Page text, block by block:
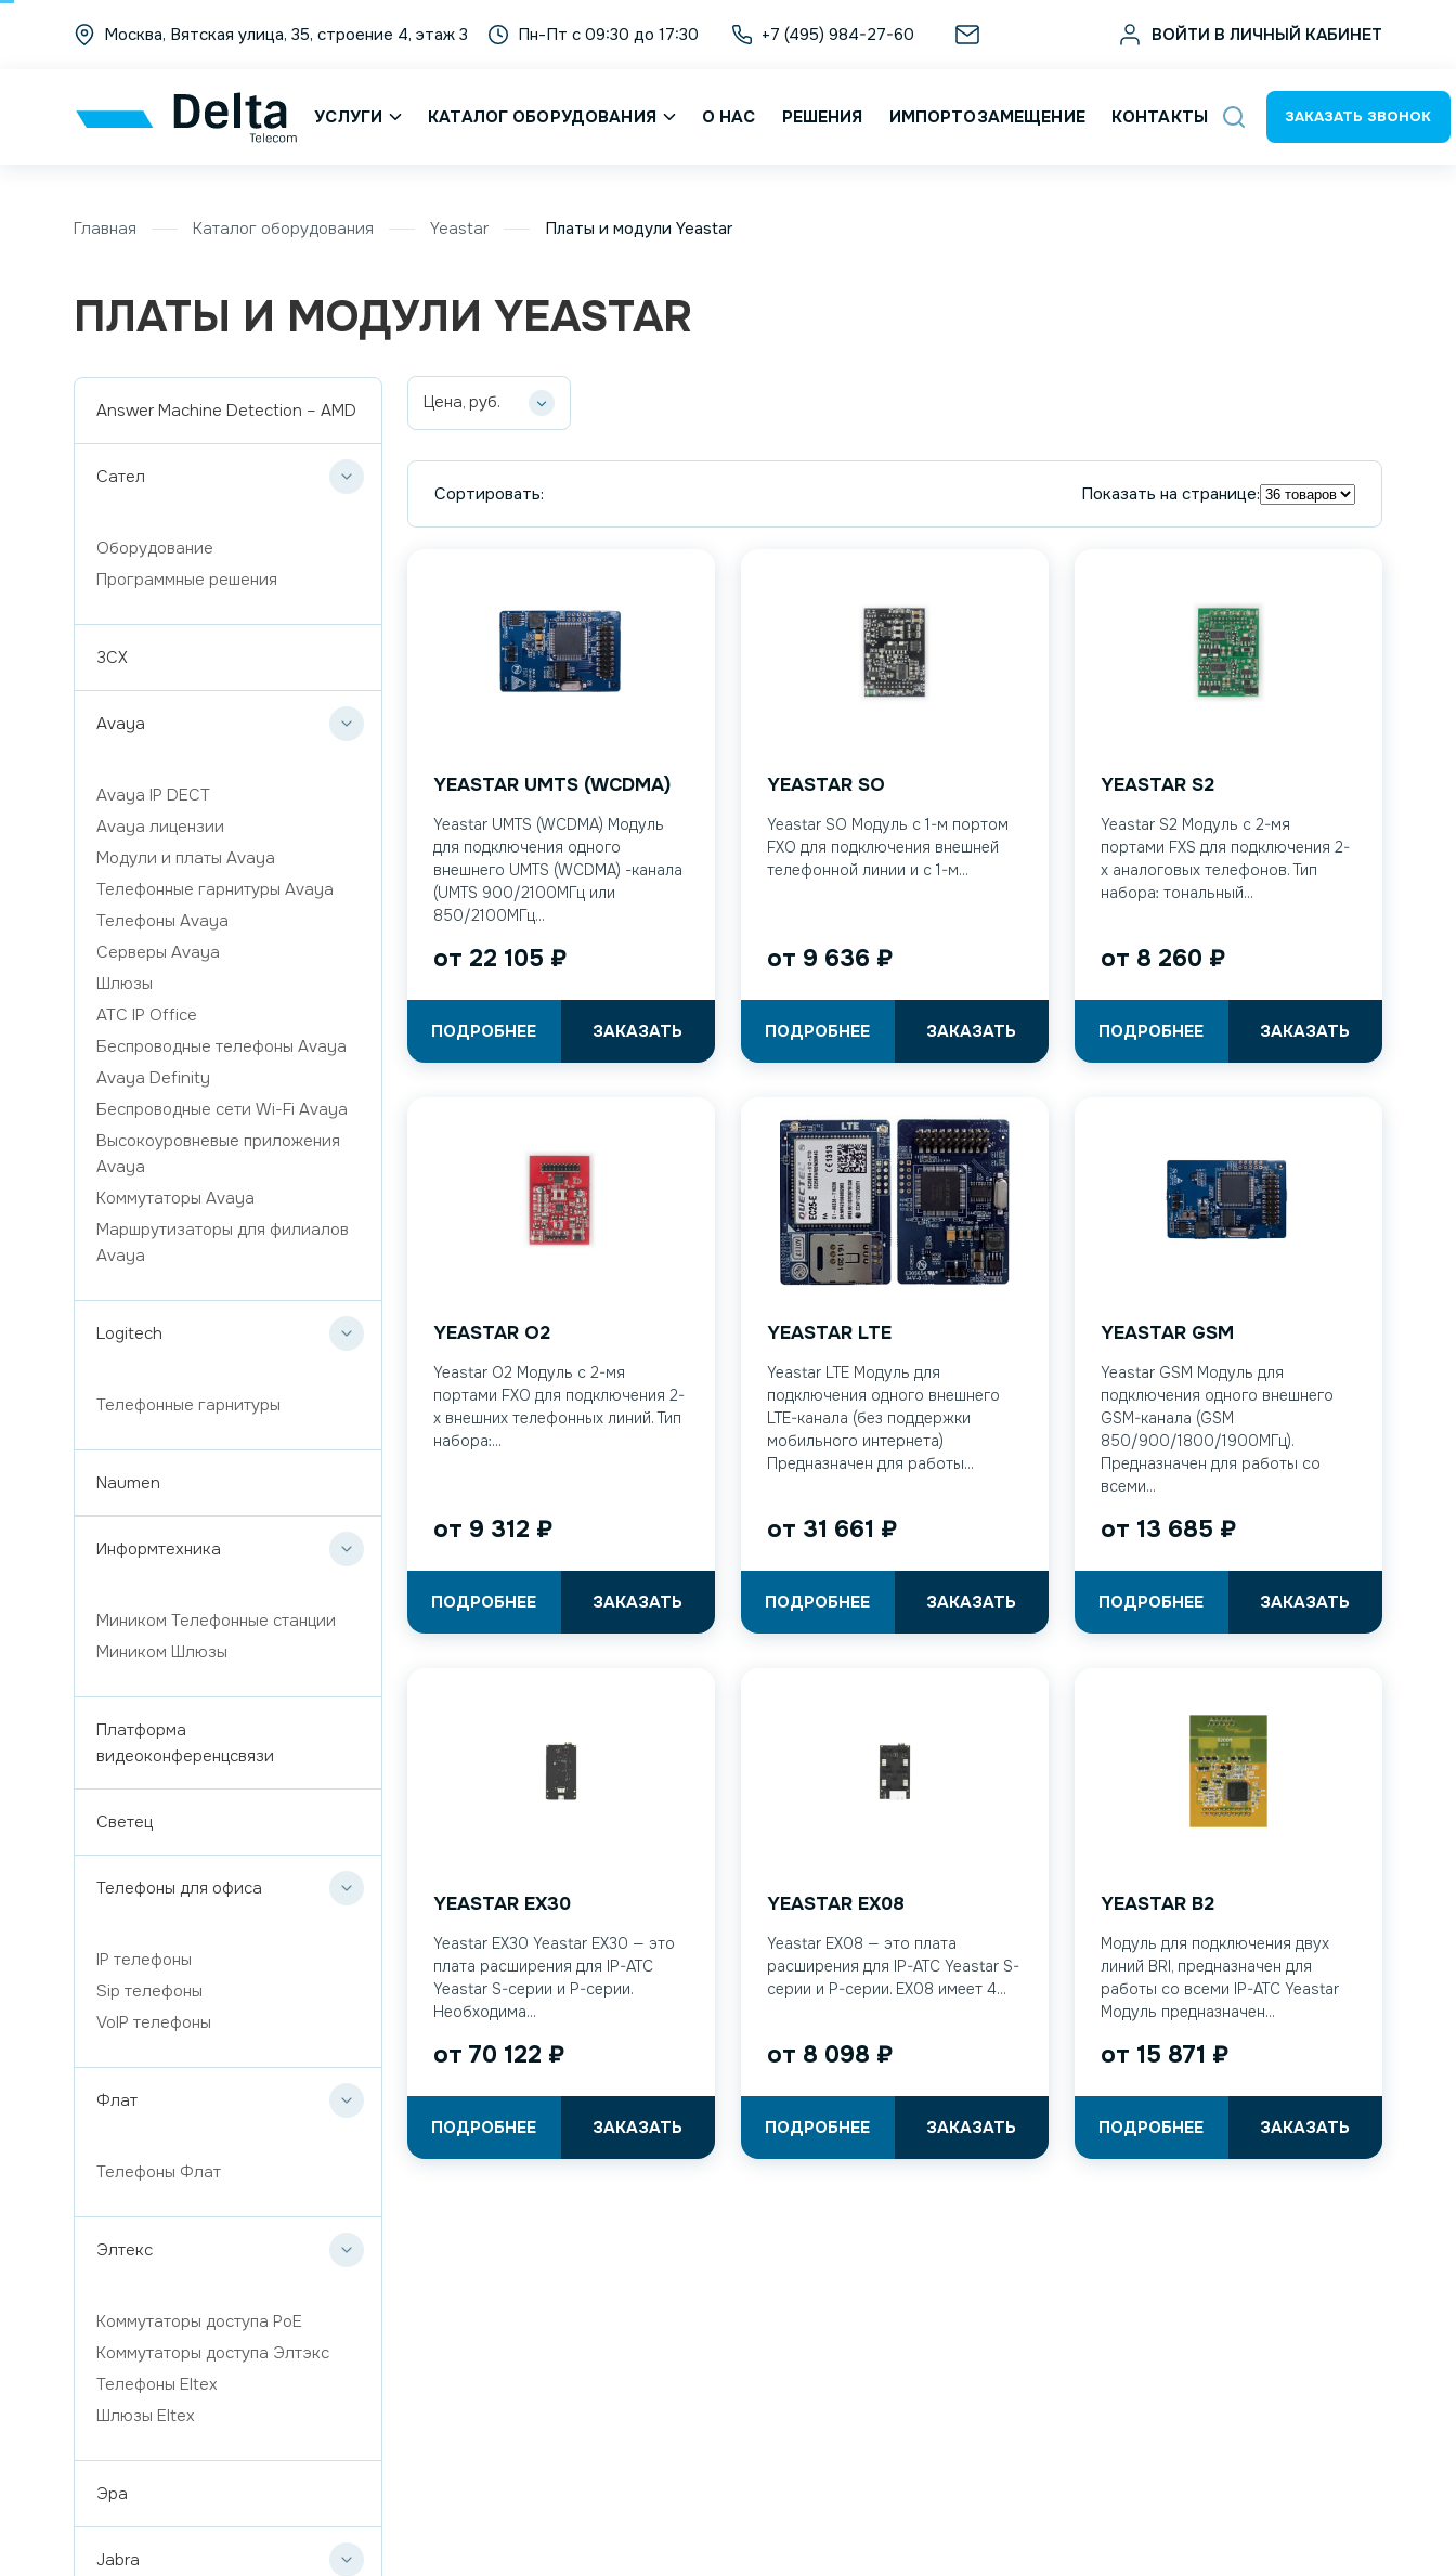
Москва, Вятская улица, 35, строение 4, этаж 3 Пн-Пт с 09:30 до 17:30 +7 (495) 984-27-60 ВОЙТИ В ЛИЧНЫЙ КАБИНЕТ
УСЛУГИ КАТАЛОГ ОБОРУДОВАНИЯ О НАС РЕШЕНИЯ ИМПОРТОЗАМЕЩЕНИЕ КОНТАКТЫ ЗАКАЗАТЬ ЗВОНОК
Главная Каталог оборудования Yeastar Платы и модули Yeastar
ПЛАТЫ И МОДУЛИ YEASTAR
Answer Machine Detection – AMD
Сател
Оборудование
Программные решения
3CX
Avaya
Avaya IP DECT
Avaya лицензии
Модули и платы Avaya
Телефонные гарнитуры Avaya
Телефоны Avaya
Серверы Avaya
Шлюзы
ATC IP Office
Беспроводные телефоны Avaya
Avaya Definity
Беспроводные сети Wi-Fi Avaya
Высокоуровневые приложения
Avaya
Коммутаторы Avaya
Маршрутизаторы для филиалов
Avaya
Logitech
Телефонные гарнитуры
Naumen
Информтехника
Миником Телефонные станции
Миником Шлюзы
Платформа
видеоконференцсвязи
Светец
Телефоны для офиса
IP телефоны
Sip телефоны
VoIP телефоны
Флат
Телефоны Флат
Элтекс
Коммутаторы доступа PoE
Коммутаторы доступа Элтэкс
Телефоны Eltex
Шлюзы Eltex
Эра
Jabra
Цена, руб.
Сортировать: Показать на странице:
YEASTAR UMTS (WCDMA)
Yeastar UMTS (WCDMA) Модуль
для подключения одного
внешнего UMTS (WCDMA) -канала
(UMTS 900/2100МГц или
850/2100МГц...
от 22 105 ₽
ЗАКАЗАТЬ
ПОДРОБНЕЕ
YEASTAR SO
Yeastar SO Модуль с 1-м портом
FXO для подключения внешней
телефонной линии и с 1-м...
от 9 636 ₽
ЗАКАЗАТЬ
ПОДРОБНЕЕ
YEASTAR S2
Yeastar S2 Модуль с 2-мя
портами FXS для подключения 2-
х аналоговых телефонов. Тип
набора: тональный...
от 8 260 ₽
ЗАКАЗАТЬ
ПОДРОБНЕЕ
YEASTAR O2
Yeastar O2 Модуль с 2-мя
портами FXO для подключения 2-
х внешних телефонных линий. Тип
набора:...
от 9 312 ₽
ЗАКАЗАТЬ
ПОДРОБНЕЕ
YEASTAR LTE
Yeastar LTE Модуль для
подключения одного внешнего
LTE-канала (без поддержки
мобильного интернета)
Предназначен для работы...
от 31 661 ₽
ЗАКАЗАТЬ
ПОДРОБНЕЕ
YEASTAR GSM
Yeastar GSM Модуль для
подключения одного внешнего
GSM-канала (GSM
850/900/1800/1900МГц).
Предназначен для работы со
всеми...
от 13 685 ₽
ЗАКАЗАТЬ
ПОДРОБНЕЕ
YEASTAR EX30
Yeastar EX30 Yeastar EX30 — это
плата расширения для IP-АТС
Yeastar S-серии и P-серии.
Необходима...
от 70 122 ₽
ЗАКАЗАТЬ
ПОДРОБНЕЕ
YEASTAR EX08
Yeastar EX08 — это плата
расширения для IP-АТС Yeastar S-
серии и P-серии. EX08 имеет 4...
от 8 098 ₽
ЗАКАЗАТЬ
ПОДРОБНЕЕ
YEASTAR B2
Модуль для подключения двух
линий BRI, предназначен для
работы со всеми IP-АТС Yeastar
Модуль предназначен...
от 15 871 ₽
ЗАКАЗАТЬ
ПОДРОБНЕЕ